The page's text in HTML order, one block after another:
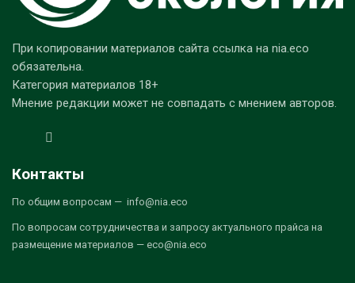
При копировании материалов сайта ссылка на nia.eco
обязательна.
Категория материалов 18+
Мнение редакции может не совпадать с мнением авторов.
Контакты
По общим вопросам — info@nia.eco
По вопросам сотрудничества и запросу актуального прайса на
размещение материалов — eco@nia.eco